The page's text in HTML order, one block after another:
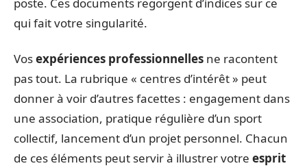
qui fait votre singularité.
Vosexpériences professionnelles ne racontent
pas tout. La rubrique « centres d’intérêt » peut
donner à voir d’autres facettes : engagement dans
une association, pratique régulière d’un sport
collectif, lancement d’un projet personnel. Chacun
de ces éléments peut servir à illustrer votre esprit